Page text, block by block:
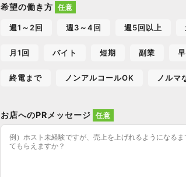
希望の働き方
週1～2回 週3～4回 週5回以上
月1回 バイト 短期 副業
終電まで ノンアルコールOK ノルマ
お店へのPRメッセージ